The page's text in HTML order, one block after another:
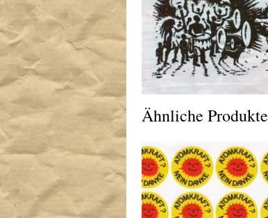
Ähnliche Produkte